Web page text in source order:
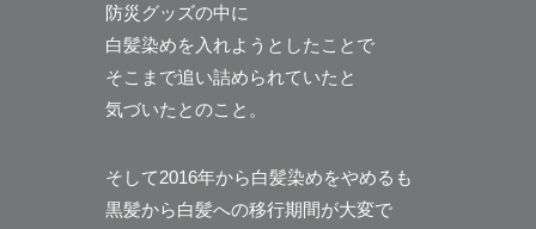
防災グッズの中に
白髪染めを入れようとしたことで
そこまで追い詰められていたと
気づいたとのこと。
そして2016年から白髪染めをやめるも
黒髪から白髪への移行期間が大変で